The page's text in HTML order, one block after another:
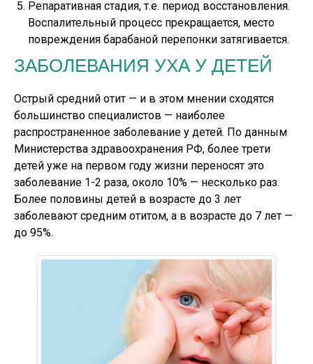
Репаративная стадия, т.е. период восстановления.
Воспалительный процесс прекращается, место
повреждения барабаной перепонки затягивается.
ЗАБОЛЕВАНИЯ УХА У ДЕТЕЙ
Острый средний отит — и в этом мнении сходятся
большинство специалистов — наиболее
распространенное заболевание у детей. По данным
Министерства здравоохранения РФ, более трети
детей уже на первом году жизни переносят это
заболевание 1-2 раза, около 10% — несколько раз.
Более половины детей в возрасте до 3 лет
заболевают средним отитом, а в возрасте до 7 лет —
до 95%.